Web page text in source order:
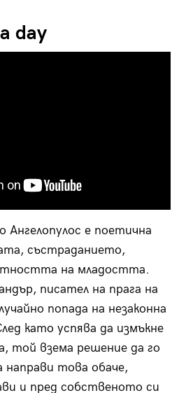
day
е поетична
състраданието,
на младостта.
писател на прага на
попада на незаконна
като успява да измъкне
той взема решение да го
направи това обаче,
и пред собственото си